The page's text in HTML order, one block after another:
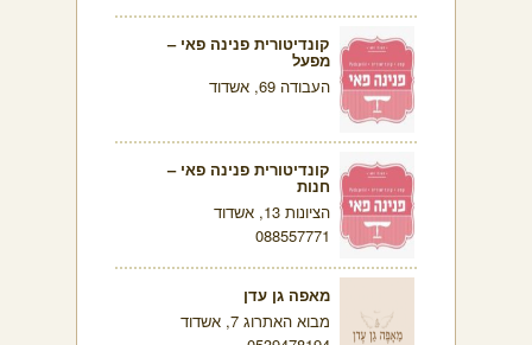
קונדיטורית פנינה פאי –
מפעל
העבודה 69, אשדוד
קונדיטורית פנינה פאי –
חנות
הציונות 13, אשדוד
088557771
מאפה גן עדן
מבוא האתרוג 7, אשדוד